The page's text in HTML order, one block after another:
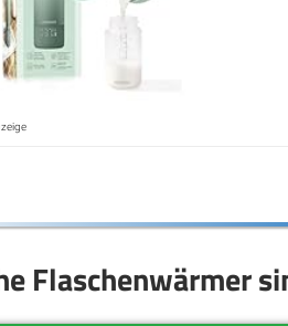
Flaschenwärmer